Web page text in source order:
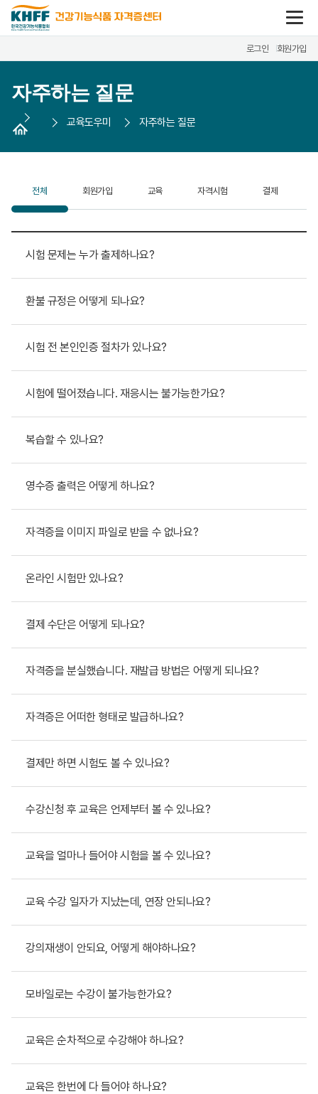
콘텐츠 바로가기
로그인 회원가입
자주하는 질문
교육도우미 자주하는 질문
전체 회원가입 교육 자격시험 결제
시험 문제는 누가 출제하나요?
환불 규정은 어떻게 되나요?
시험 전 본인인증 절차가 있나요?
시험에 떨어졌습니다. 재응시는 불가능한가요?
복습할 수 있나요?
영수증 출력은 어떻게 하나요?
자격증을 이미지 파일로 받을 수 없나요?
온라인 시험만 있나요?
결제 수단은 어떻게 되나요?
자격증을 분실했습니다. 재발급 방법은 어떻게 되나요?
자격증은 어떠한 형태로 발급하나요?
결제만 하면 시험도 볼 수 있나요?
수강신청 후 교육은 언제부터 볼 수 있나요?
교육을 얼마나 들어야 시험을 볼 수 있나요?
교육 수강 일자가 지났는데, 연장 안되나요?
강의재생이 안되요, 어떻게 해야하나요?
모바일로는 수강이 불가능한가요?
교육은 순차적으로 수강해야 하나요?
교육은 한번에 다 들어야 하나요?